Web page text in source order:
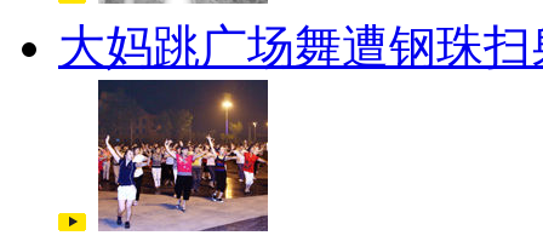
大妈跳广场舞遭钢珠扫